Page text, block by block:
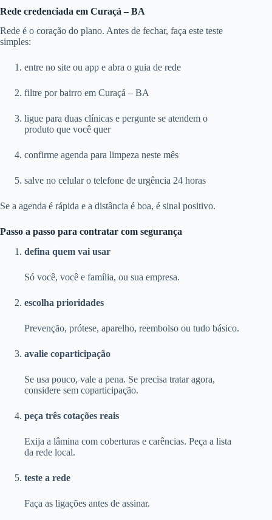
Rede credenciada em Curaçá – BA
Rede é o coração do plano. Antes de fechar, faça este teste
simples:
entre no site ou app e abra o guia de rede
filtre por bairro em Curaçá – BA
ligue para duas clínicas e pergunte se atendem o
produto que você quer
confirme agenda para limpeza neste mês
salve no celular o telefone de urgência 24 horas
Se a agenda é rápida e a distância é boa, é sinal positivo.
Passo a passo para contratar com segurança
defina quem vai usar
Só você, você e família, ou sua empresa.
escolha prioridades
Prevenção, prótese, aparelho, reembolso ou tudo básico.
avalie coparticipação
Se usa pouco, vale a pena. Se precisa tratar agora,
considere sem coparticipação.
peça três cotações reais
Exija a lâmina com coberturas e carências. Peça a lista
da rede local.
teste a rede
Faça as ligações antes de assinar.